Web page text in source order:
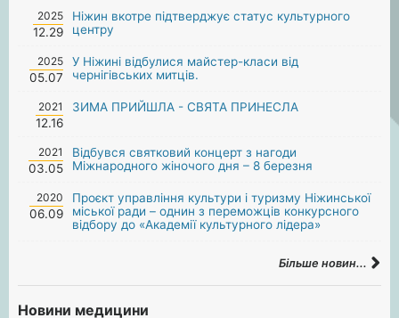
2025
12.29
Ніжин вкотре підтверджує статус культурного
центру
2025
05.07
У Ніжині відбулися майстер-класи від
чернігівських митців.
2021
12.16
ЗИМА ПРИЙШЛА - СВЯТА ПРИНЕСЛА
2021
03.05
Відбувся святковий концерт з нагоди
Міжнародного жіночого дня – 8 березня
2020
06.09
Проєкт управління культури і туризму Ніжинської
міської ради – однин з переможців конкурсного
відбору до «Академії культурного лідера»
Більше новин...
Новини медицини